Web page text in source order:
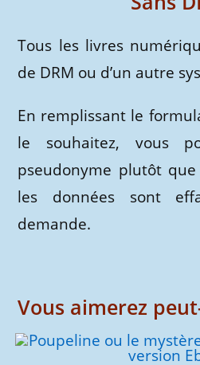
Tous les livres
de DRM ou d’un autre
En remplissant le
le souhaitez, vous
pseudonyme plutôt
les données sont
demande.
Vous aimerez